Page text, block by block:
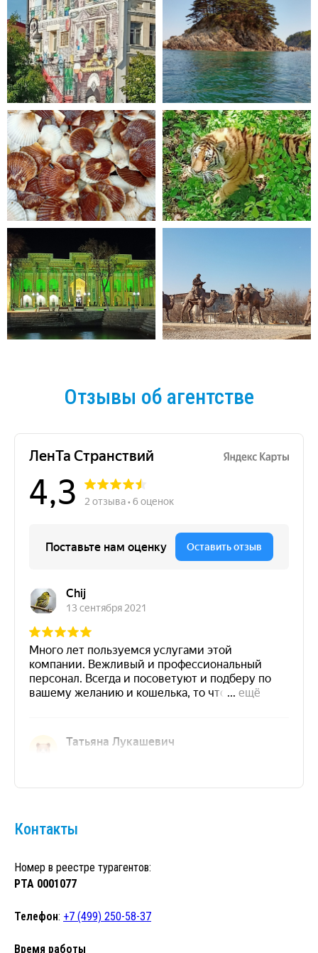
Отзывы об агентстве
Контакты
Номер в реестре турагентов:
РТА 0001077
Телефон: +7 (499) 250-58-37
Время работы